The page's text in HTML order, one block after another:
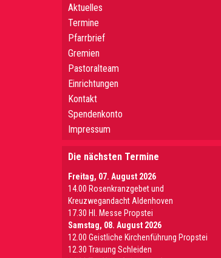
Aktuelles
Termine
Pfarrbrief
Gremien
Pastoralteam
Einrichtungen
Kontakt
Spendenkonto
Impressum
Die nächsten Termine
Freitag, 07. August 2026
14.00 Rosenkranzgebet und
Kreuzwegandacht Aldenhoven
17.30 Hl. Messe Propstei
Samstag, 08. August 2026
12.00 Geistliche Kirchenführung Propstei
12.30 Trauung Schleiden